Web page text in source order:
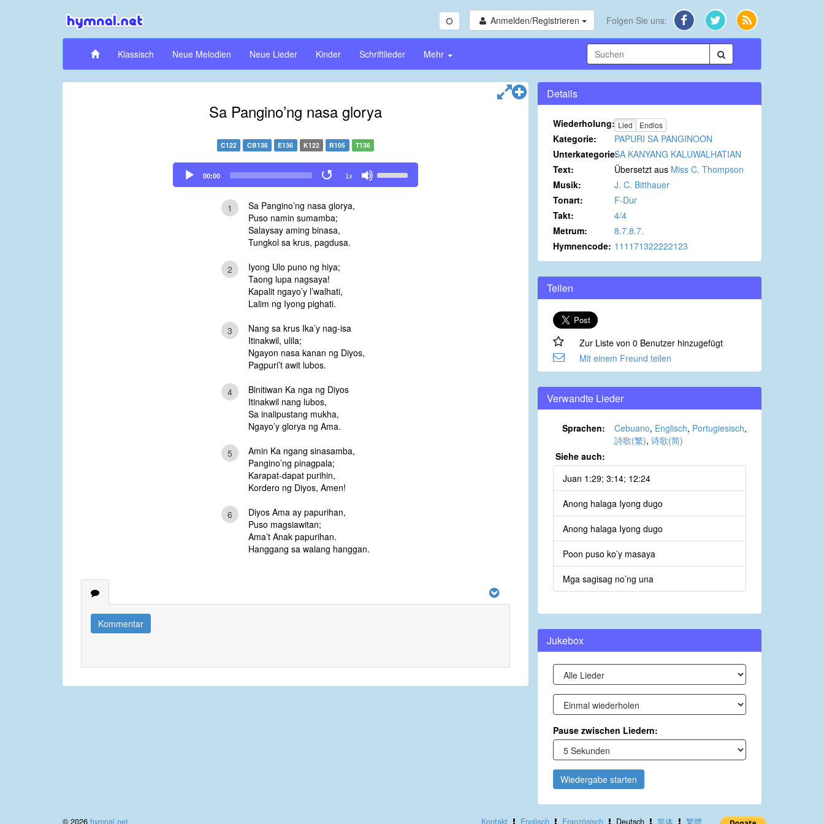
Anmelden/Registrieren Folgen Sie uns:
Klassisch Neue Melodien Neue Lieder Kinder Schriftlieder Mehr
Sa Pangino’ng nasa glorya
C122 CB136 E136 K122 R105 T136
Audio
Player
00:00 1x
Up/Down
1
Sa Pangino’ng nasa glorya,
Puso namin sumamba;
Salaysay aming binasa,
Tungkol sa krus, pagdusa.
2
Iyong Ulo puno ng hiya;
Taong lupa nagsaya!
Kapalit ngayo’y l’walhati,
Lalim ng Iyong pighati.
3
Nang sa krus Ika’y nag-isa
Itinakwil, ulila;
Ngayon nasa kanan ng Diyos,
Pagpuri’t awit lubos.
4
Binitiwan Ka nga ng Diyos
Itinakwil nang lubos,
Sa inalipustang mukha,
Ngayo’y glorya ng Ama.
5
Amin Ka ngang sinasamba,
Pangino’ng pinagpala;
Karapat-dapat purihin,
Kordero ng Diyos, Amen!
6
Diyos Ama ay papurihan,
Puso magsiawitan;
Ama’t Anak papurihan.
Hanggang sa walang hanggan.
Kommentar
Details
Wiederholung: Lied Endlos
Kategorie:
PAPURI SA PANGINOON
Unterkategorie:SA KANYANG KALUWALHATIAN
Text:
Übersetzt aus Miss C. Thompson
Musik:
J. C. Bitthauer
Tonart:
F-Dur
Takt:
4/4
Metrum:
8.7.8.7.
Hymnencode: 111171322222123
Teilen
Zur Liste von 0 Benutzer hinzugefügt
Mit einem Freund teilen
Verwandte Lieder
Sprachen: Cebuano, Englisch, Portugiesisch,
詩歌(繁), 诗歌(简)
Siehe auch:
Juan 1:29; 3:14; 12:24
Anong halaga Iyong dugo
Anong halaga Iyong dugo
Poon puso ko’y masaya
Mga sagisag no’ng una
Jukebox
Pause zwischen Liedern:
Wiedergabe starten
Kontakt Englisch Französisch Deutsch 简体 繁體
© 2026 hymnal.net